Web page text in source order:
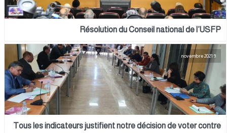
Résolution du Conseil national de l’USFP
Tous les indicateurs justifient notre décision de voter contre